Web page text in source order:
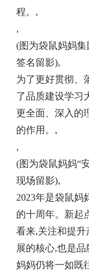
程。 ,
,
(图为袋鼠妈妈
签名留影),
为了更好贯彻、
了品质建设学习
更全面、深入的
的作用。 ,
,
(图为袋鼠妈妈“
现场留影),
2023年是袋鼠妈
的十周年。新起
看来,关注和提
展的核心,也是
妈妈仍将一如既